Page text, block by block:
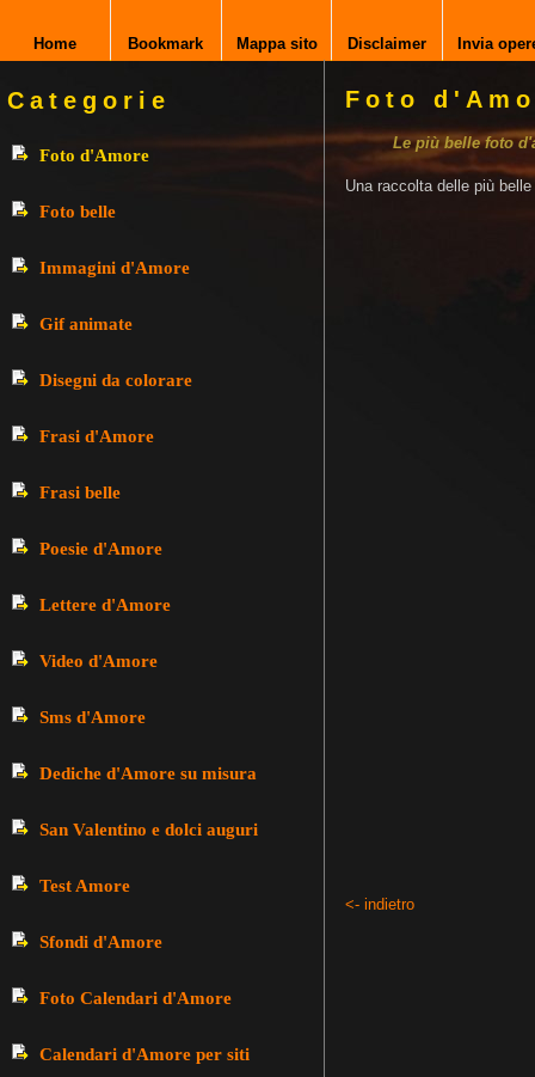
Home Bookmark Mappa sito Disclaimer Invia
Categorie
Foto d'Amore
Foto belle
Immagini d'Amore
Gif animate
Disegni da colorare
Frasi d'Amore
Frasi belle
Poesie d'Amore
Lettere d'Amore
Video d'Amore
Sms d'Amore
Dediche d'Amore su misura
San Valentino e dolci auguri
Test Amore
Sfondi d'Amore
Foto Calendari d'Amore
Calendari d'Amore per siti
Foto
Le più belle foto
Una raccolta delle più
<- indietro